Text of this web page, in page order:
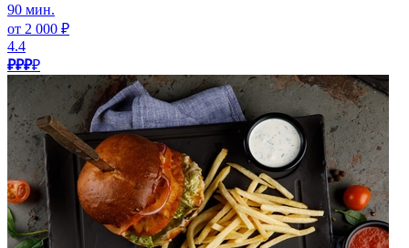
90 мин.
от 2 000 ₽
4.4
₽₽₽₽